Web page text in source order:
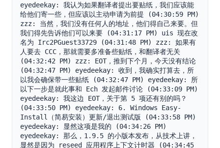
eyedeekay: 我认为如果翻译者提出要贴纸，我们应该能
给他们寄一些，但应该以主动申请为前提 (04:30:59 PM)
zzz: 当然，我们没有任何人的地址，他们得自己来要。但
我们得先告诉他们可以来要 (04:31:17 PM) uis 现在改
名为 Irc2PGuest33729 (04:31:48 PM) zzz: 如果有
人要去 CCC，那就需要多准备些贴纸，和翻译者无关
(04:32:42 PM) zzz: EOT，推到下个月，今天没有结论
(04:32:47 PM) eyedeekay: 收到，我确实打算去，所
以我会确保带一些贴纸 (04:32:47 PM) eyedeekay: 所
以下一步是就此事和 Ech 发起邮件讨论 (04:33:09 PM)
eyedeekay: 我这边 EOT，关于第 5 项还有别的吗？
(04:33:50 PM) eyedeekay: 6. Windows Easy-
Install（简易安装）更新/退出测试版 (04:33:58 PM)
eyedeekay: 显然这项是我的 (04:34:26 PM)
eyedeekay: 那么，1.9.5 的小版本发布，从技术上讲，
显然是因为 reseed 应用程序上下文计时器 (04:34:45